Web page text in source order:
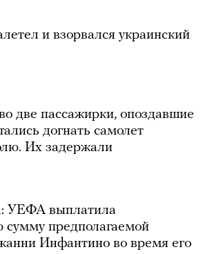
и взорвался украинский
две пассажирки, опоздавшие
догнать самолет
Их задержали
УЕФА выплатила
сумму предполагаемой
Инфантино во время его